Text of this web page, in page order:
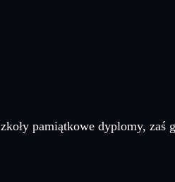
pamiątkowe dyplomy, zaś